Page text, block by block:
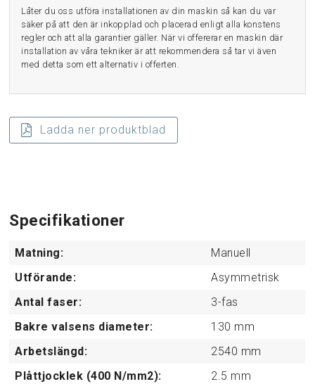
Låter du oss utföra installationen av din maskin så kan du var
säker på att den är inkopplad och placerad enligt alla konstens
regler och att alla garantier gäller. När vi offererar en maskin där
installation av våra tekniker är att rekommendera så tar vi även
med detta som ett alternativ i offerten.
Ladda ner produktblad
Specifikationer
Matning:
Manuell
Utförande:
Asymmetrisk
Antal faser:
3-fas
Bakre valsens diameter:
130 mm
Arbetslängd:
2540 mm
Plåttjocklek (400 N/mm2):
2.5 mm